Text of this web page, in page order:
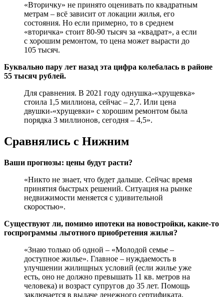
«Вторичку» не принято оценивать по квадратным
метрам – всё зависит от локации жилья, его
состояния. Но если примерно, то в среднем
«вторичка» стоит 80-90 тысяч за «квадрат», а если
с хорошим ремонтом, то цена может вырасти до
105 тысяч.
Буквально пару лет назад эта цифра колебалась в районе
55 тысяч рублей.
Для сравнения. В 2021 году однушка-«хрущевка»
стоила 1,5 миллиона, сейчас – 2,7. Или цена
двушки-«хрущевки» с хорошим ремонтом была
порядка 3 миллионов, сегодня – 4,5».
Сравнялись с Нижним
Ваши прогнозы: цены будут расти?
«Никто не знает, что будет дальше. Сейчас время
принятия быстрых решений. Ситуация на рынке
недвижимости меняется с удивительной
скоростью».
Существуют ли, помимо ипотеки на новостройки, какие-то
госпрограммы льготного приобретения жилья?
«Знаю только об одной – «Молодой семье –
доступное жилье». Главное – нуждаемость в
улучшении жилищных условий (если жилье уже
есть, оно не должно превышать 11 кв. метров на
человека) и возраст супругов до 35 лет. Помощь
заключается в выдаче денежного сертификата,